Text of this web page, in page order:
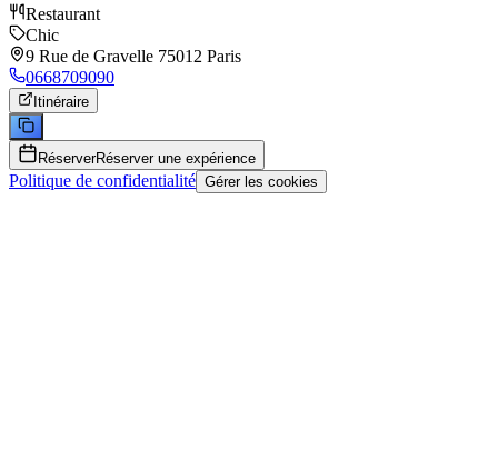
Restaurant
Chic
9 Rue de Gravelle 75012 Paris
0668709090
Itinéraire
RéserverRéserver une expérience
Politique de confidentialité Gérer les cookies